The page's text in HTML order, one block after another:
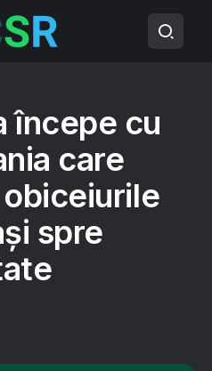
începe cu
care
spre